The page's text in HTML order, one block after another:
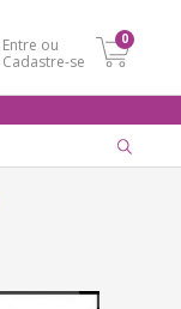
Entre ou
Cadastre-se
0